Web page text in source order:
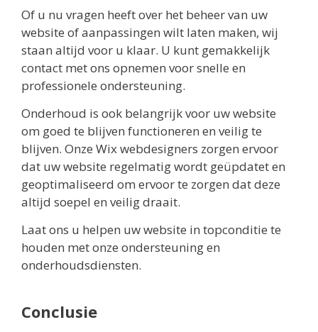
Of u nu vragen heeft over het beheer van uw
website of aanpassingen wilt laten maken, wij
staan altijd voor u klaar. U kunt gemakkelijk
contact met ons opnemen voor snelle en
professionele ondersteuning.
Onderhoud is ook belangrijk voor uw website
om goed te blijven functioneren en veilig te
blijven. Onze Wix webdesigners zorgen ervoor
dat uw website regelmatig wordt geüpdatet en
geoptimaliseerd om ervoor te zorgen dat deze
altijd soepel en veilig draait.
Laat ons u helpen uw website in topconditie te
houden met onze ondersteuning en
onderhoudsdiensten.
Conclusie